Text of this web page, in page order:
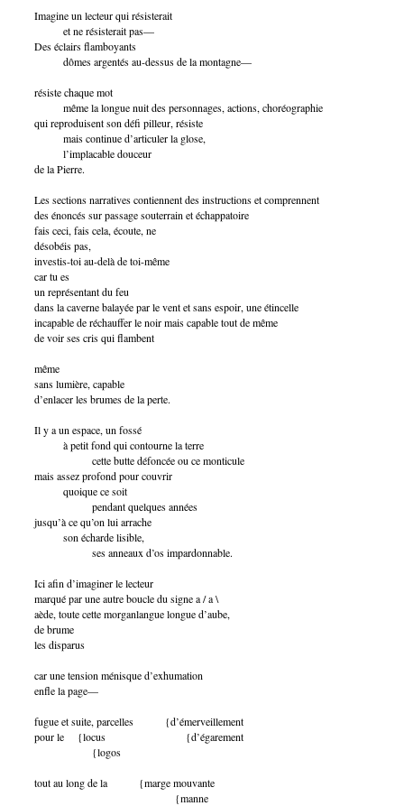
Imagine un lecteur qui résisterait
et ne résisterait pas—
Des éclairs flamboyants
dômes argentés au-dessus de la montagne—
résiste chaque mot
même la longue nuit des personnages, actions, choréographie
qui reproduisent son défi pilleur, résiste
mais continue d’articuler la glose,
l’implacable douceur
de la Pierre.
Les sections narratives contiennent des instructions et comprennent
des énoncés sur passage souterrain et échappatoire
fais ceci, fais cela, écoute, ne
désobéis pas,
investis-toi au-delà de toi-même
car tu es
un représentant du feu
dans la caverne balayée par le vent et sans espoir, une étincelle
incapable de réchauffer le noir mais capable tout de même
de voir ses cris qui flambent
même
sans lumière, capable
d’enlacer les brumes de la perte.
Il y a un espace, un fossé
à petit fond qui contourne la terre
cette butte défoncée ou ce monticule
mais assez profond pour couvrir
quoique ce soit
pendant quelques années
jusqu’à ce qu’on lui arrache
son écharde lisible,
ses anneaux d’os impardonnable.
Ici afin d’imaginer le lecteur
marqué par une autre boucle du signe a / a \
aède, toute cette morganlangue longue d’aube,
de brume
les disparus
car une tension ménisque d’exhumation
enfle la page—
fugue et suite, parcelles {d’émerveillement
pour le {locus {d’égarement
{logos
tout au long de la {marge mouvante
{manne